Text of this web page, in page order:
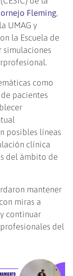
Fleming,
UMAG y
la Escuela de
como
pacientes
posibles líneas
clínica
del ámbito de
mantener
miras a
continuar
del